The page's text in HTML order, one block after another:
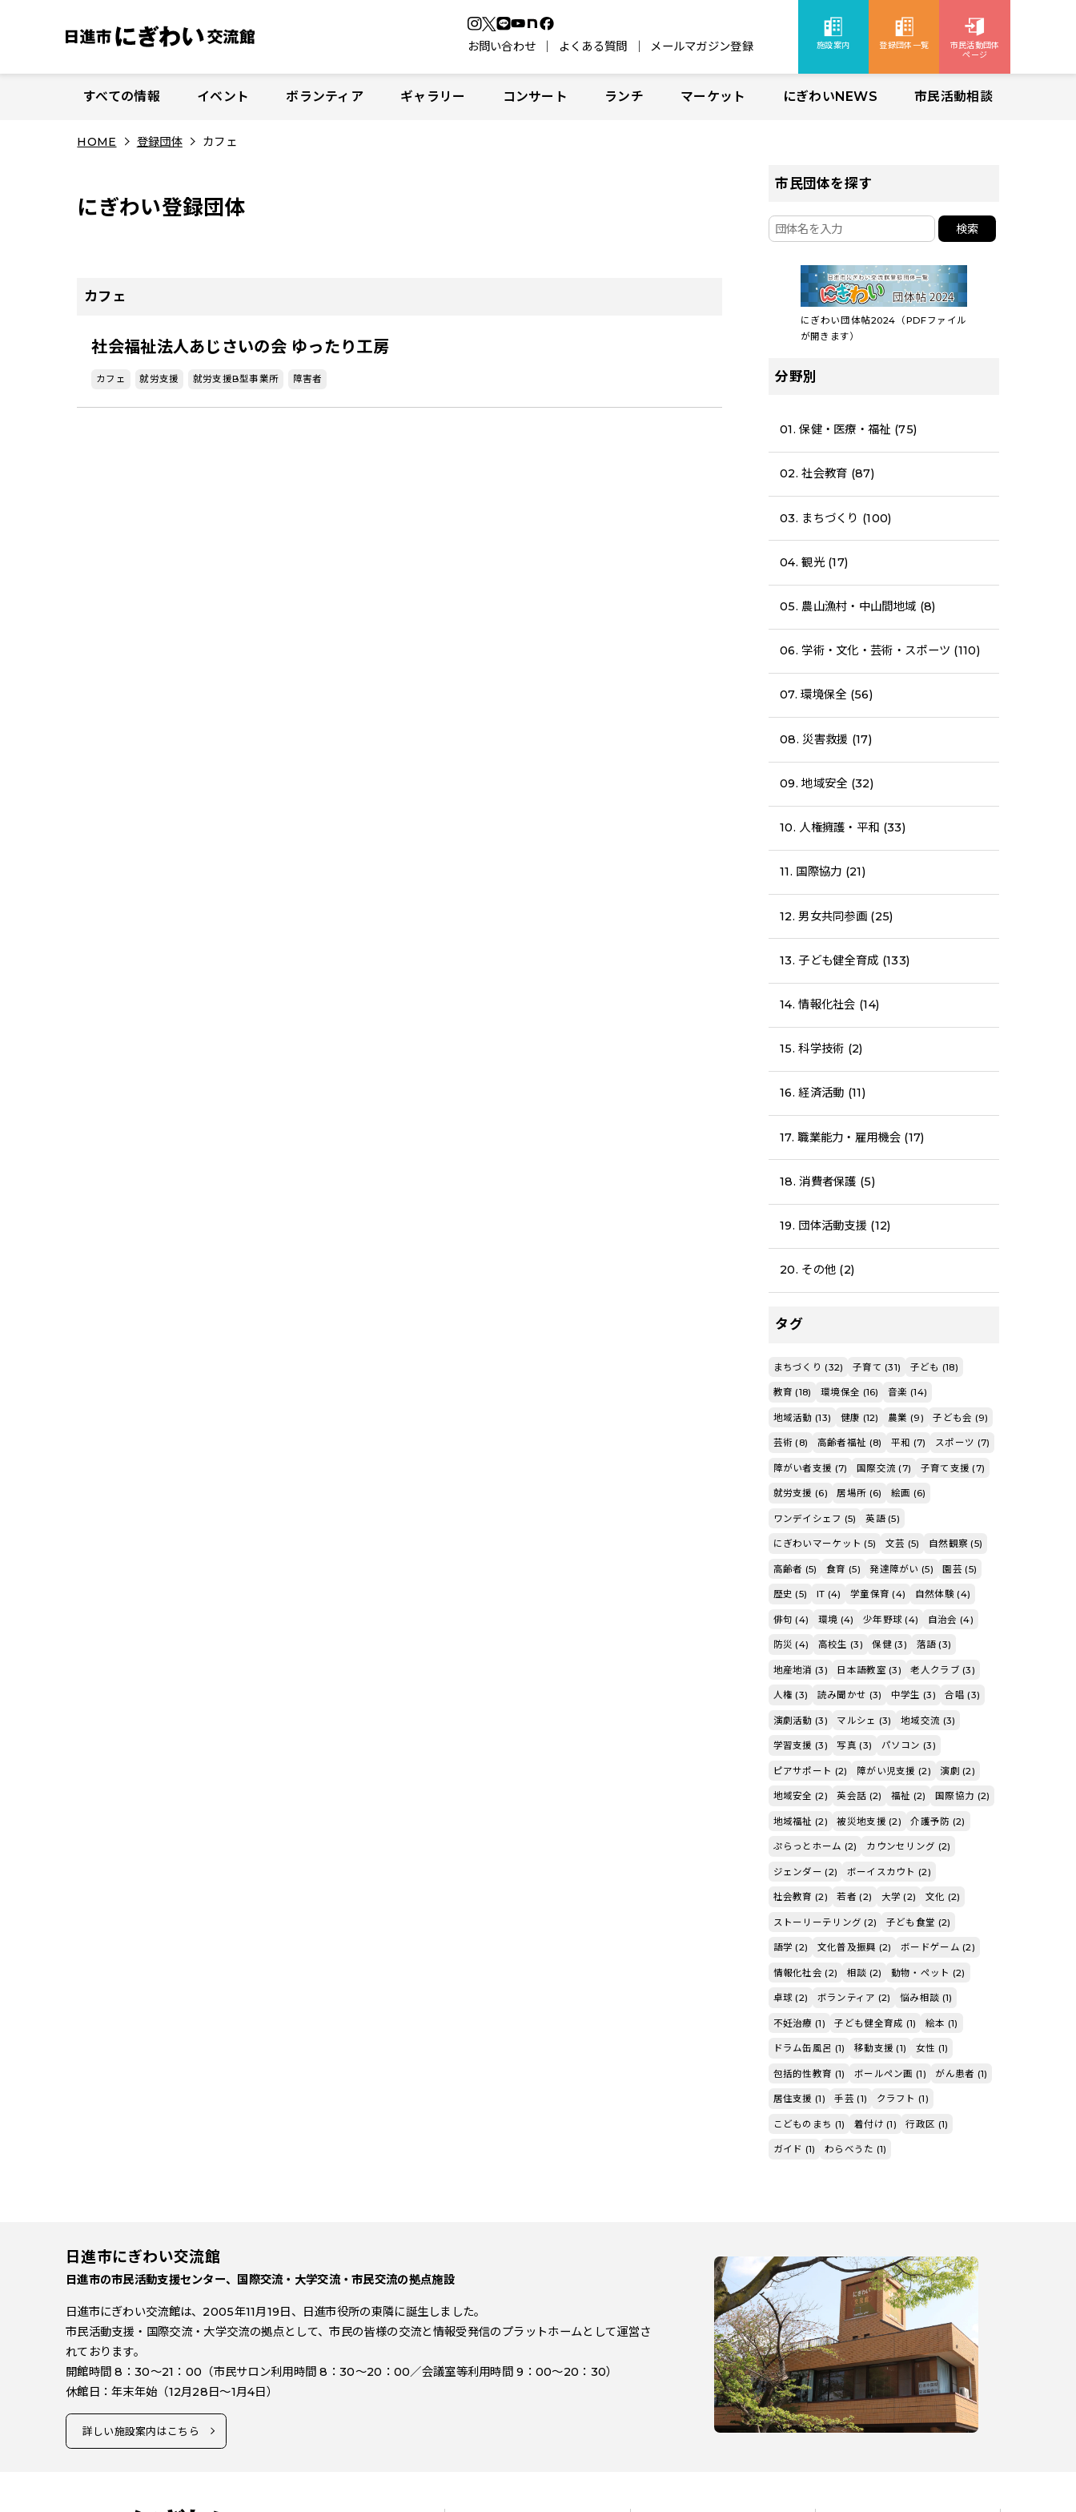
お問い合わせ よくある質問 メールマガジン登録 施設案内 登録団体一覧
市民活動団体
ページ
すべての情報 イベント ボランティア ギャラリー コンサート ランチ マーケット にぎわいNEWS 市民活動相談
HOME 登録団体 カフェ
にぎわい登録団体
カフェ
社会福祉法人あじさいの会 ゆったり工房
カフェ 就労支援 就労支援B型事業所 障害者
市民団体を探す
検索
にぎわい団体帖2024（PDFファイル
が開きます）
分野別
01. 保健・医療・福祉 (75)
02. 社会教育 (87)
03. まちづくり (100)
04. 観光 (17)
05. 農山漁村・中山間地域 (8)
06. 学術・文化・芸術・スポーツ (110)
07. 環境保全 (56)
08. 災害救援 (17)
09. 地域安全 (32)
10. 人権擁護・平和 (33)
11. 国際協力 (21)
12. 男女共同参画 (25)
13. 子ども健全育成 (133)
14. 情報化社会 (14)
15. 科学技術 (2)
16. 経済活動 (11)
17. 職業能力・雇用機会 (17)
18. 消費者保護 (5)
19. 団体活動支援 (12)
20. その他 (2)
タグ
まちづくり (32) 子育て (31) 子ども (18)
教育 (18) 環境保全 (16) 音楽 (14)
地域活動 (13) 健康 (12) 農業 (9) 子ども会 (9)
芸術 (8) 高齢者福祉 (8) 平和 (7) スポーツ (7)
障がい者支援 (7) 国際交流 (7) 子育て支援 (7)
就労支援 (6) 居場所 (6) 絵画 (6)
ワンデイシェフ (5) 英語 (5)
にぎわいマーケット (5) 文芸 (5) 自然観察 (5)
高齢者 (5) 食育 (5) 発達障がい (5) 園芸 (5)
歴史 (5) IT (4) 学童保育 (4) 自然体験 (4)
俳句 (4) 環境 (4) 少年野球 (4) 自治会 (4)
防災 (4) 高校生 (3) 保健 (3) 落語 (3)
地産地消 (3) 日本語教室 (3) 老人クラブ (3)
人権 (3) 読み聞かせ (3) 中学生 (3) 合唱 (3)
演劇活動 (3) マルシェ (3) 地域交流 (3)
学習支援 (3) 写真 (3) パソコン (3)
ピアサポート (2) 障がい児支援 (2) 演劇 (2)
地域安全 (2) 英会話 (2) 福祉 (2) 国際協力 (2)
地域福祉 (2) 被災地支援 (2) 介護予防 (2)
ぷらっとホーム (2) カウンセリング (2)
ジェンダー (2) ボーイスカウト (2)
社会教育 (2) 若者 (2) 大学 (2) 文化 (2)
ストーリーテリング (2) 子ども食堂 (2)
語学 (2) 文化普及振興 (2) ボードゲーム (2)
情報化社会 (2) 相談 (2) 動物・ペット (2)
卓球 (2) ボランティア (2) 悩み相談 (1)
不妊治療 (1) 子ども健全育成 (1) 絵本 (1)
ドラム缶風呂 (1) 移動支援 (1) 女性 (1)
包括的性教育 (1) ボールペン画 (1) がん患者 (1)
居住支援 (1) 手芸 (1) クラフト (1)
こどものまち (1) 着付け (1) 行政区 (1)
ガイド (1) わらべうた (1)
日進市にぎわい交流館
日進市の市民活動支援センター、国際交流・大学交流・市民交流の拠点施設
日進市にぎわい交流館は、2005年11月19日、日進市役所の東隣に誕生しました。
市民活動支援・国際交流・大学交流の拠点として、市民の皆様の交流と情報受発信のプラットホームとして運営さ
れております。
開館時間 8：30～21：00（市民サロン利用時間 8：30～20：00／会議室等利用時間 9：00～20：30）
休館日：年末年始（12月28日～1月4日）
詳しい施設案内はこちら